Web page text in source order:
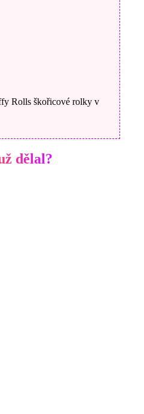
Rolls škořicové rolky v
dělal?